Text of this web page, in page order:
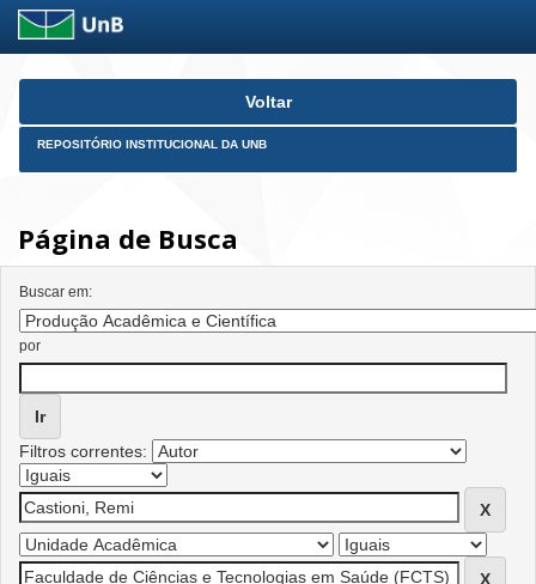
Skip
Voltar
REPOSITÓRIO INSTITUCIONAL DA UNB
Página de Busca
Buscar em:
por
Filtros correntes: